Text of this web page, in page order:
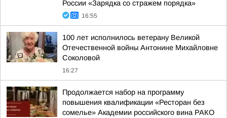
России «Зарядка со стражем порядка»
16:55
100 лет исполнилось ветерану Великой
Отечественной войны Антонине Михайловне
Соколовой
16:27
Продолжается набор на программу
повышения квалификации «Ресторан без
сомелье» Академии российского вина РАКО